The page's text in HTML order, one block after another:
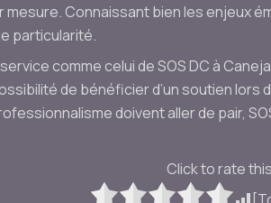
mesure. Connaissant bien les enjeux
particularité.
comme celui de SOS DC à
de bénéficier d’un soutien lors
doivent aller de pair,
Click to rate